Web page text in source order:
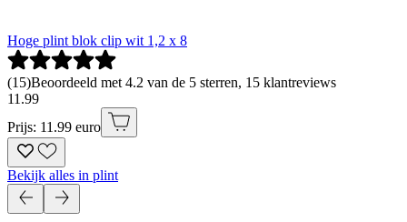
Hoge plint blok clip wit 1,2 x 8
(15)Beoordeeld met 4.2 van de 5 sterren, 15 klantreviews
11 .99
Prijs: 11.99 euro
Bekijk alles in plint